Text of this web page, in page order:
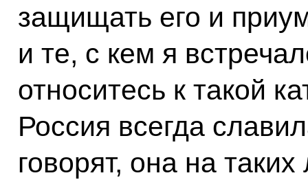
защищать его и
и те, с кем я
относитесь к такой
Россия всегда
говорят, она на